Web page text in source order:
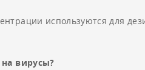
используются для
вирусы?